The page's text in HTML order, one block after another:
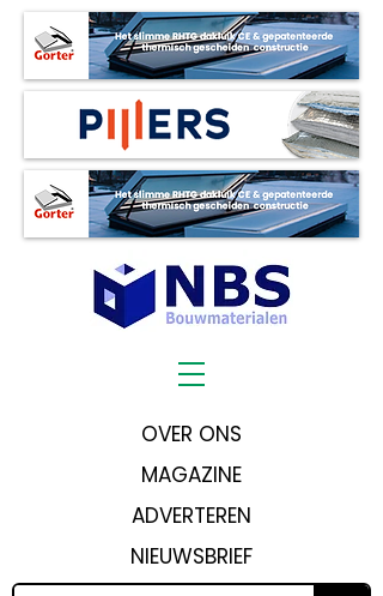
OVER ONS
MAGAZINE
ADVERTEREN
NIEUWSBRIEF